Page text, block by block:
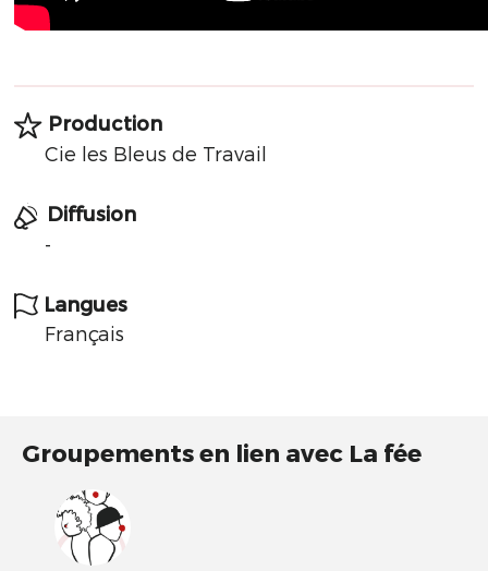
Production
Cie les Bleus de Travail
Diffusion
-
Langues
Français
Groupements en lien avec La fée